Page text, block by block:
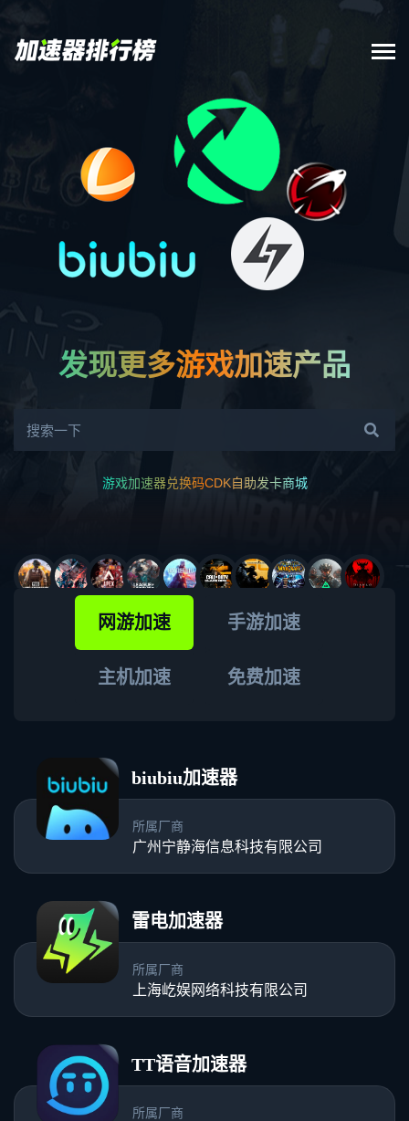
发现更多游戏加速产品
游戏加速器兑换码CDK自助发卡商城
八月暑期迅游加速器兑换码CDK整理｜免费领取时长
2026年度游戏加速器评选正式开启！
网游加速 手游加速
主机加速 免费加速
biubiu加速器
所属厂商
广州宁静海信息科技有限公司
雷电加速器
所属厂商
上海屹娱网络科技有限公司
TT语音加速器
所属厂商